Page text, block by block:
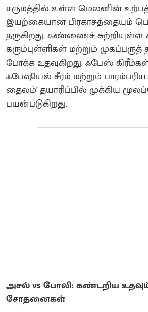
சருமத்தில் உள்ள மெலனின்
இயற்கையான பிரகாசத்தையும்
தருகிறது. கண்ணைச்
கரும்புள்ளிகள் மற்றும்
போக்க உதவுகிறது. ஃபேஸ்
ஃபேஷியல் சீரம் மற்றும் பாரம்பரிய
தைலம்' தயாரிப்பில் முக்கிய
பயன்படுகிறது.
அசல் vs போலி: கண்டறிய
சோதனைகள்